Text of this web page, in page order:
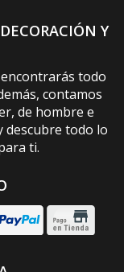
Y
encontrarás todo
contamos
de hombre e
descubre todo lo
ti.